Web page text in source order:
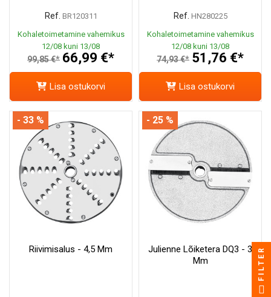
Ref. BR120311
Kohaletoimetamine vahemikus
12/08 kuni 13/08
99,85 €* 66,99 €*
Lisa ostukorvi
Ref. HN280225
Kohaletoimetamine vahemikus
12/08 kuni 13/08
74,93 €* 51,76 €*
Lisa ostukorvi
Riivimisalus - 4,5 Mm
- 33 %
Julienne Lõiketera DQ3 - 3
Mm
- 25 %
FILTER